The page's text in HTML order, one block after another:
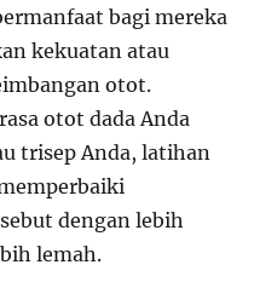
bagi mereka
kekuatan atau
otot.
otot dada Anda
trisep Anda, latihan
dengan lebih
lemah.